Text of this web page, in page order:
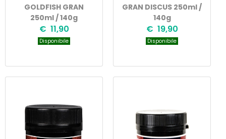
GOLDFISH GRAN
250ml / 140g
€ 11,90
Disponibile
GRAN DISCUS 250ml /
140g
€ 19,90
Disponibile